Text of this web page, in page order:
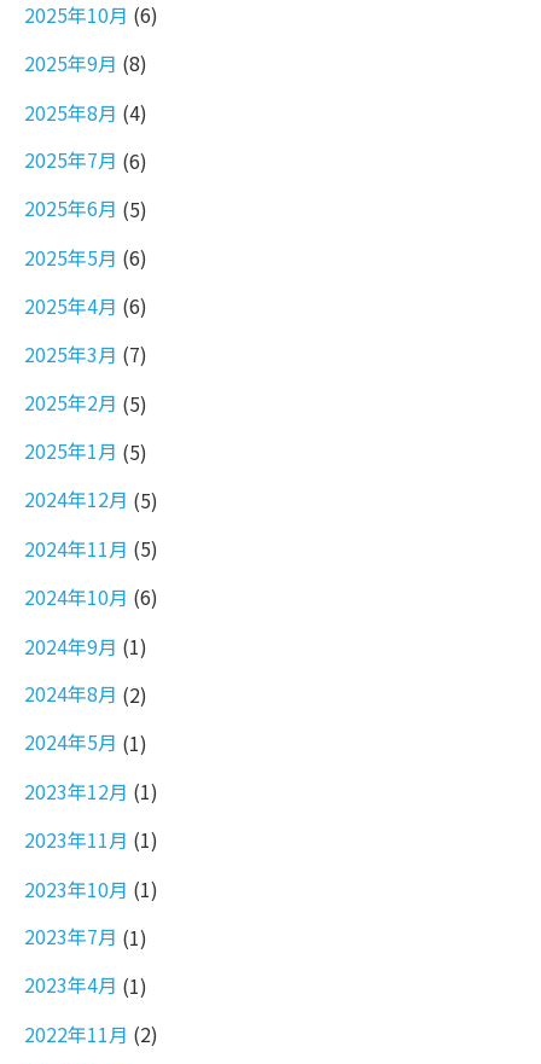
2025年10月 (6)
2025年9月 (8)
2025年8月 (4)
2025年7月 (6)
2025年6月 (5)
2025年5月 (6)
2025年4月 (6)
2025年3月 (7)
2025年2月 (5)
2025年1月 (5)
2024年12月 (5)
2024年11月 (5)
2024年10月 (6)
2024年9月 (1)
2024年8月 (2)
2024年5月 (1)
2023年12月 (1)
2023年11月 (1)
2023年10月 (1)
2023年7月 (1)
2023年4月 (1)
2022年11月 (2)